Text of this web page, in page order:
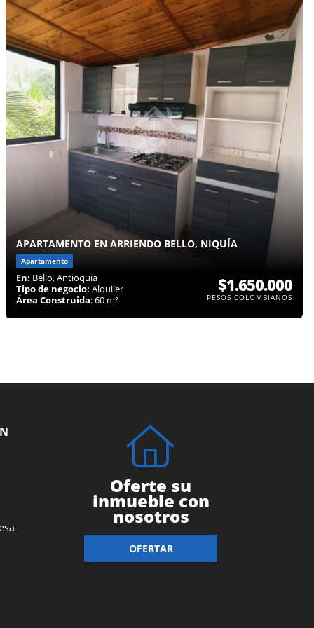
APARTAMENTO EN ARRIENDO BELLO, NIQUÍA
Apartamento
En: Bello, Antioquia
Tipo de negocio: Alquiler
Área Construida: 60 m²
$1.650.000
PESOS COLOMBIANOS
Oferte su
inmueble con
nosotros
OFERTAR